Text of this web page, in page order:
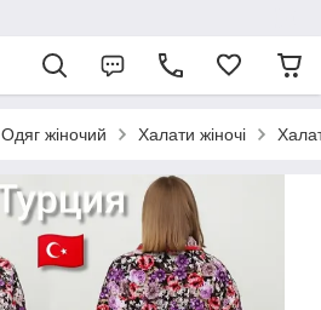
Одяг жіночий Халати жіночі